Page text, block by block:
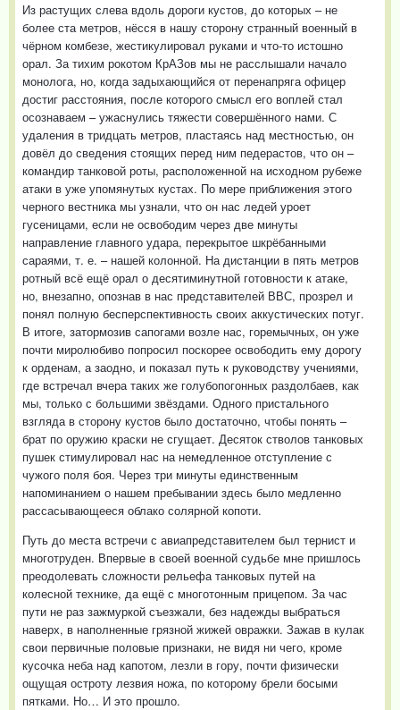
Из растущих слева вдоль дороги кустов, до которых – не
более ста метров, нёсся в нашу сторону странный военный в
чёрном комбезе, жестикулировал руками и что-то истошно
орал. За тихим рокотом КрАЗов мы не расслышали начало
монолога, но, когда задыхающийся от перенапряга офицер
достиг расстояния, после которого смысл его воплей стал
осознаваем – ужаснулись тяжести совершённого нами. С
удаления в тридцать метров, пластаясь над местностью, он
довёл до сведения стоящих перед ним педерастов, что он –
командир танковой роты, расположенной на исходном рубеже
атаки в уже упомянутых кустах. По мере приближения этого
черного вестника мы узнали, что он нас ледей уроет
гусеницами, если не освободим через две минуты
направление главного удара, перекрытое шкрёбанными
сараями, т. е. – нашей колонной. На дистанции в пять метров
ротный всё ещё орал о десятиминутной готовности к атаке,
но, внезапно, опознав в нас представителей ВВС, прозрел и
понял полную бесперспективность своих аккустических потуг.
В итоге, затормозив сапогами возле нас, горемычных, он уже
почти миролюбиво попросил поскорее освободить ему дорогу
к орденам, а заодно, и показал путь к руководству учениями,
где встречал вчера таких же голубопогонных раздолбаев, как
мы, только с большими звёздами. Одного пристального
взгляда в сторону кустов было достаточно, чтобы понять –
брат по оружию краски не сгущает. Десяток стволов танковых
пушек стимулировал нас на немедленное отступление с
чужого поля боя. Через три минуты единственным
напоминанием о нашем пребывании здесь было медленно
рассасывающееся облако солярной копоти.
Путь до места встречи с авиапредставителем был тернист и
многотруден. Впервые в своей военной судьбе мне пришлось
преодолевать сложности рельефа танковых путей на
колесной технике, да ещё с многотонным прицепом. За час
пути не раз зажмуркой съезжали, без надежды выбраться
наверх, в наполненные грязной жижей овражки. Зажав в кулак
свои первичные половые признаки, не видя ни чего, кроме
кусочка неба над капотом, лезли в гору, почти физически
ощущая остроту лезвия ножа, по которому брели босыми
пятками. Но… И это прошло.